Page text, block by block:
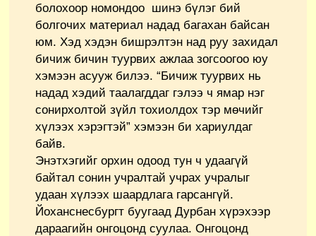
болохоор номондоо шинэ бүлэг бий
болгочих материал надад багахан байсан
юм. Хэд хэдэн бишрэлтэн над руу захидал
бичиж бичин туурвих ажлаа зогсоогоо юу
хэмээн асууж билээ. “Бичиж туурвих нь
надад хэдий таалагддаг гэлээ ч ямар нэг
сонирхолтой зүйл тохиолдох тэр мөчийг
хүлээх хэрэгтэй” хэмээн би хариулдаг
байв.
Энэтхэгийг орхин одоод тун ч удаагүй
байтал сонин учралтай учрах учралыг
удаан хүлээх шаардлага гарсангүй.
Йоханснесбургт буугаад Дурбан хүрэхээр
дараагийн онгоцонд суулаа. Онгоцонд